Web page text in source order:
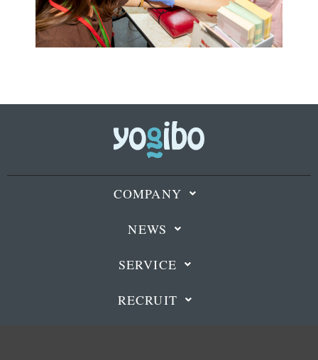
COMPANY
NEWS
SERVICE
RECRUIT